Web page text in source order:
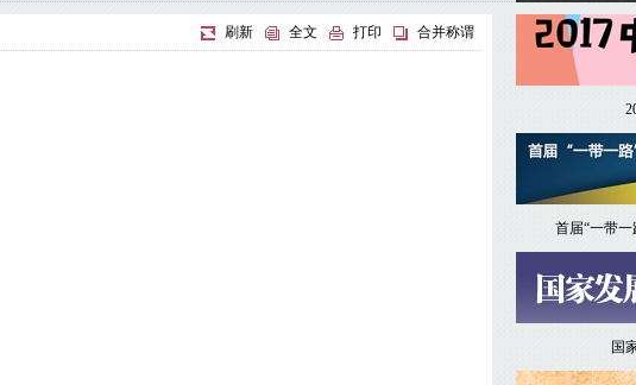
刷新 全文 打印 合并称谓